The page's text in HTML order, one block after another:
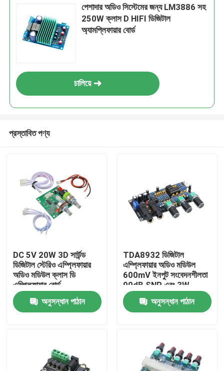
আমাদের সম্পর্কে
পেশাদার অডিও সিস্টেমের জন্য LM3886 সহ
250W ক্লাস D HIFI ডিজিটাল
অ্যামপ্লিফায়ার বোর্ড
চালিয়ে
প্রস্তাবিত পণ্য
DC 5V 20W 3D সার্উন্ড
ডিজিটাল স্টেরিও এম্প্লিফায়ার
অডিও মডিউল ক্লাস ডি
এম্প্লিফায়ার বোর্ড
অনুসন্ধান পাঠান
TDA8932 ডিজিটাল
এম্প্লিফায়ার অডিও মডিউল
600mV ইনপুট সংবেদনশীলতা
90dB SNR এবং 3W
আউটপুট পাওয়ার সহ
অনুসন্ধান পাঠান